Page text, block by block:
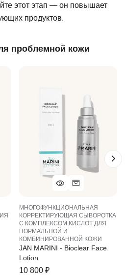
этот этап — он повышает
продуктов.
проблемной кожи
МНОГОФУНКЦИОНАЛЬНАЯ
КОРРЕКТИРУЮЩАЯ СЫВОРОТКА
С КОМПЛЕКСОМ КИСЛОТ ДЛЯ
НОРМАЛЬНОЙ И
КОМБИНИРОВАННОЙ КОЖИ
JAN MARINI - Bioclear Face
Lotion
10 800 ₽